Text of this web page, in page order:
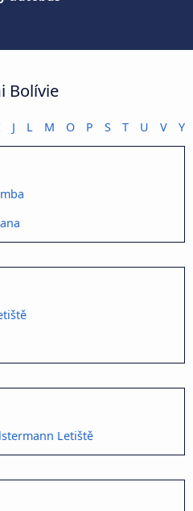
Bolívie
J L M O P S T U V Y
Letiště